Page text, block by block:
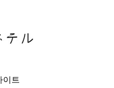
이트